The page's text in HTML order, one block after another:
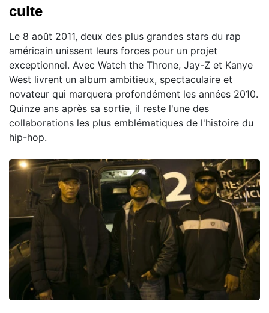
culte
Le 8 août 2011, deux des plus grandes stars du rap
américain unissent leurs forces pour un projet
exceptionnel. Avec Watch the Throne, Jay-Z et Kanye
West livrent un album ambitieux, spectaculaire et
novateur qui marquera profondément les années 2010.
Quinze ans après sa sortie, il reste l'une des
collaborations les plus emblématiques de l'histoire du
hip-hop.